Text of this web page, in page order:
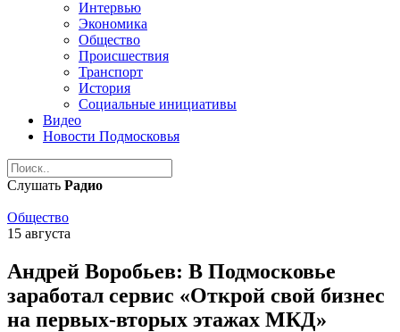
Интервью
Экономика
Общество
Происшествия
Транспорт
История
Социальные инициативы
Видео
Новости Подмосковья
Слушать Радио
Общество
15 августа
Андрей Воробьев: В Подмосковье
заработал сервис «Открой свой бизнес
на первых-вторых этажах МКД»